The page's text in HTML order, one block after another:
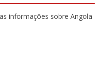
informações sobre Angola